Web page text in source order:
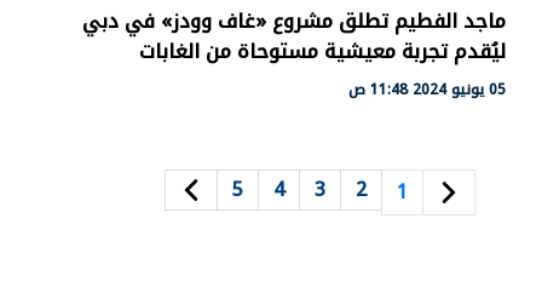
ماجد الفطيم تطلق مشروع «غاف وودز» في دبي
ليُقدم تجربة معيشية مستوحاة من الغابات
05 يونيو 2024 11:48 ص
1
2
3
4
5